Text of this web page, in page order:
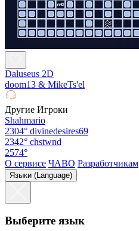
Daluseus 2D
doom13 & MikeTs'el
Другие Игроки
Shahmario
2304° divinedesires69
2342° chstwnd
2574°
О сервисе ЧАВО Разработчикам
Языки (Language)
Выберите язык